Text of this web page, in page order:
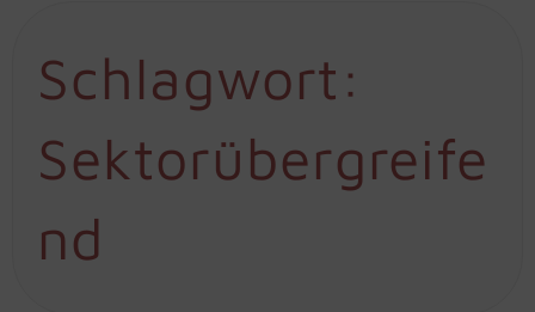
Schlagwort:
Sektorübergreife
nd